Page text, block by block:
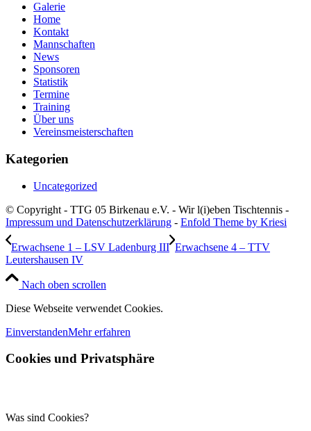
Galerie
Home
Kontakt
Mannschaften
News
Sponsoren
Statistik
Termine
Training
Über uns
Vereinsmeisterschaften
Kategorien
Uncategorized
© Copyright - TTG 05 Birkenau e.V. - Wir l(i)eben Tischtennis -
Impressum und Datenschutzerklärung - Enfold Theme by Kriesi
Erwachsene 1 – LSV Ladenburg III Erwachsene 4 – TTV
Leutershausen IV
Nach oben scrollen
Diese Webseite verwendet Cookies.
EinverstandenMehr erfahren
Cookies und Privatsphäre
Was sind Cookies?